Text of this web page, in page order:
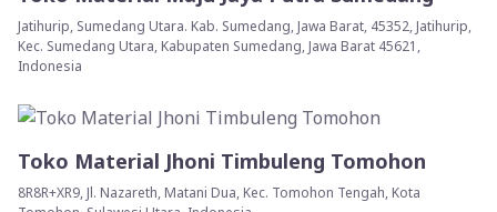
Jatihurip, Sumedang Utara. Kab. Sumedang, Jawa Barat, 45352, Jatihurip,
Kec. Sumedang Utara, Kabupaten Sumedang, Jawa Barat 45621,
Indonesia
Toko Material Jhoni Timbuleng Tomohon
8R8R+XR9, Jl. Nazareth, Matani Dua, Kec. Tomohon Tengah, Kota